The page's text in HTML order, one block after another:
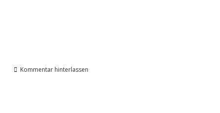
Kommentar hinterlassen